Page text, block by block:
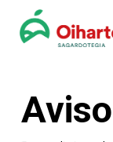
main